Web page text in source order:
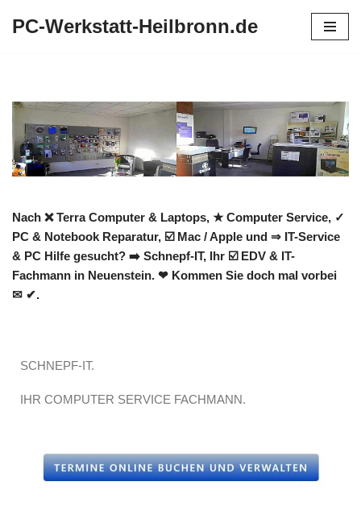
PC-Werkstatt-Heilbronn.de
Nach ❌ Terra Computer & Laptops, ★ Computer Service, ✓
PC & Notebook Reparatur, ☑️ Mac / Apple und ⇒ IT-Service
& PC Hilfe gesucht? ➡️ Schnepf-IT, Ihr ☑️ EDV & IT-
Fachmann in Neuenstein. ❤ Kommen Sie doch mal vorbei
✉ ✔.
SCHNEPF-IT.
IHR COMPUTER SERVICE FACHMANN.